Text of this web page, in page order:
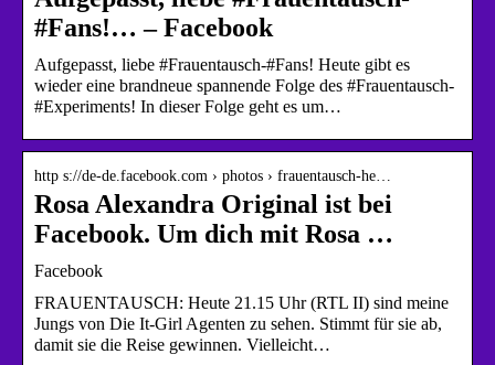
#Fans!… – Facebook
Aufgepasst, liebe #Frauentausch-#Fans! Heute gibt es
wieder eine brandneue spannende Folge des #Frauentausch-
#Experiments! In dieser Folge geht es um…
http s://de-de.facebook.com › photos › frauentausch-he…
Rosa Alexandra Original ist bei
Facebook. Um dich mit Rosa …
Facebook
FRAUENTAUSCH: Heute 21.15 Uhr (RTL II) sind meine
Jungs von Die It-Girl Agenten zu sehen. Stimmt für sie ab,
damit sie die Reise gewinnen. Vielleicht…